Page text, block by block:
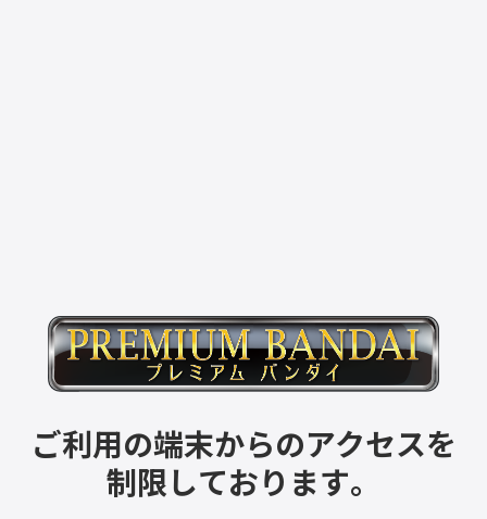
ご利用の端末からのアクセスを
制限しております。